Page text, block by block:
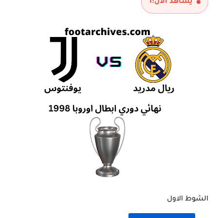
يشاهد الآن:1
الشوط الاول